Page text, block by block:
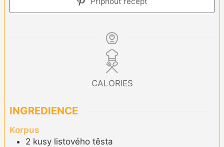
CALORIES
INGREDIENCE
Korpus
2 kusy listového těsta